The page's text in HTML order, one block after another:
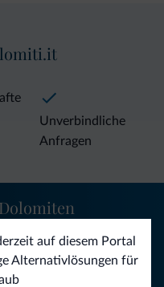
auf diesem Portal
Alternativlösungen für
Unverbindliche
Anfragen
Angebote und
in den Dolomiten.